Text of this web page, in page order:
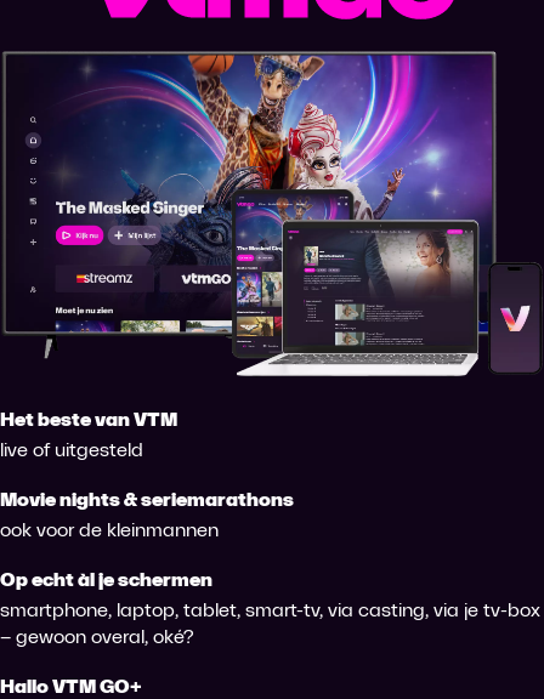
Het beste van VTM
live of uitgesteld
Movie nights & seriemarathons
ook voor de kleinmannen
Op echt àl je schermen
smartphone, laptop, tablet, smart-tv, via casting, via je tv-box
– gewoon overal, oké?
Hallo VTM GO+